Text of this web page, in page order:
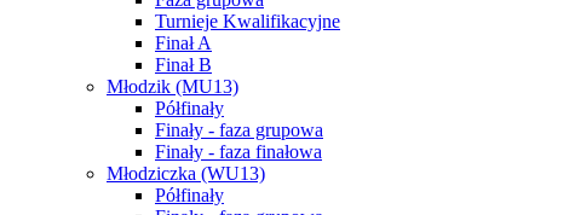
Turnieje Kwalifikacyjne
Finał A
Finał B
Młodzik (MU13)
Półfinały
Finały - faza grupowa
Finały - faza finałowa
Młodziczka (WU13)
Półfinały